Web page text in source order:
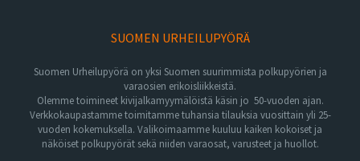
SUOMEN URHEILUPYÖRÄ
Suomen Urheilupyörä on yksi Suomen suurimmista polkupyörien ja
varaosien erikoisliikkeistä.
Olemme toimineet kivijalkamyymälöistä käsin jo 50-vuoden ajan.
Verkkokaupastamme toimitamme tuhansia tilauksia vuosittain yli 25-
vuoden kokemuksella. Valikoimaamme kuuluu kaiken kokoiset ja
näköiset polkupyörät sekä niiden varaosat, varusteet ja huollot.